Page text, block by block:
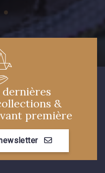
dernières
&
première